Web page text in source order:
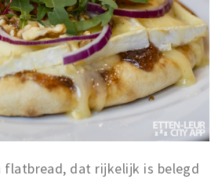
flatbread, dat rijkelijk is belegd